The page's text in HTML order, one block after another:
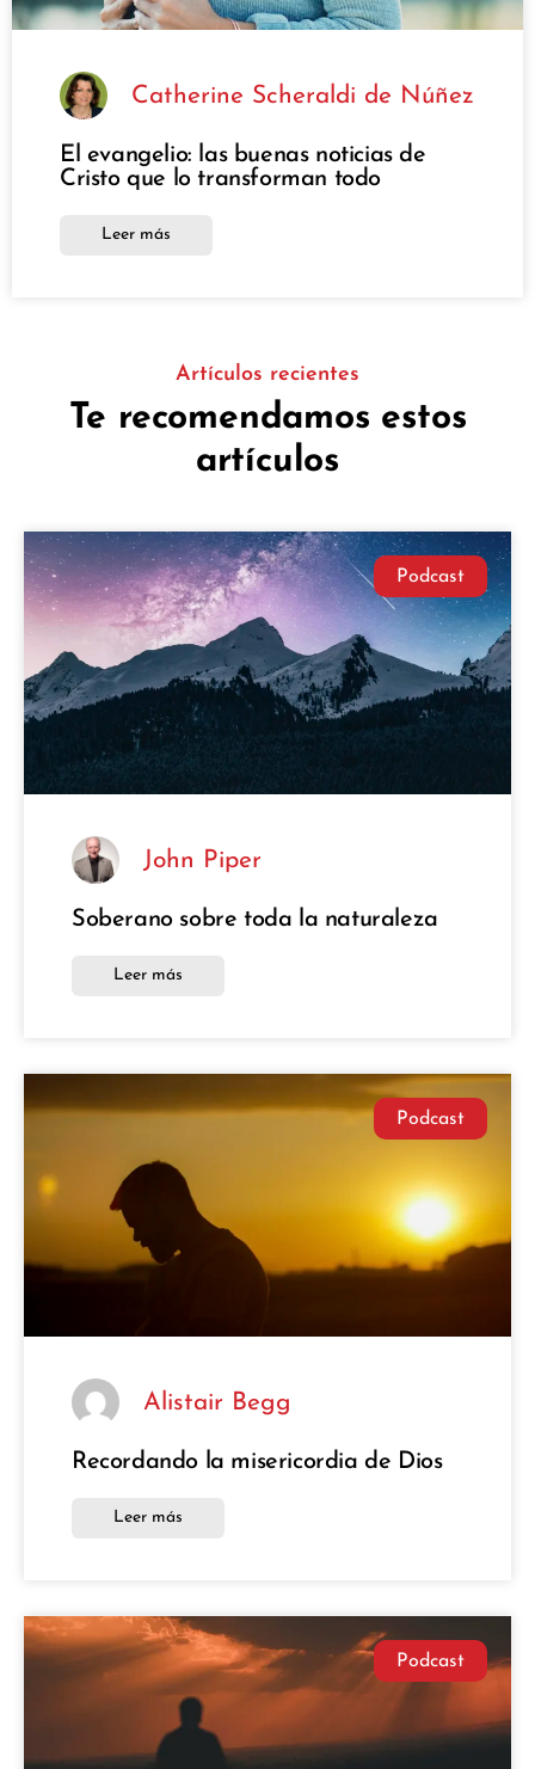
Catherine Scheraldi de Núñez
El evangelio: las buenas noticias de
Cristo que lo transforman todo
Leer más
Artículos recientes
Te recomendamos estos
artículos
Podcast
John Piper
Soberano sobre toda la naturaleza
Leer más
Podcast
Alistair Begg
Recordando la misericordia de Dios
Leer más
Podcast